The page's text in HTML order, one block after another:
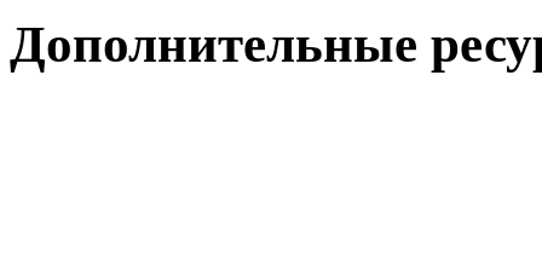
Дополнительные